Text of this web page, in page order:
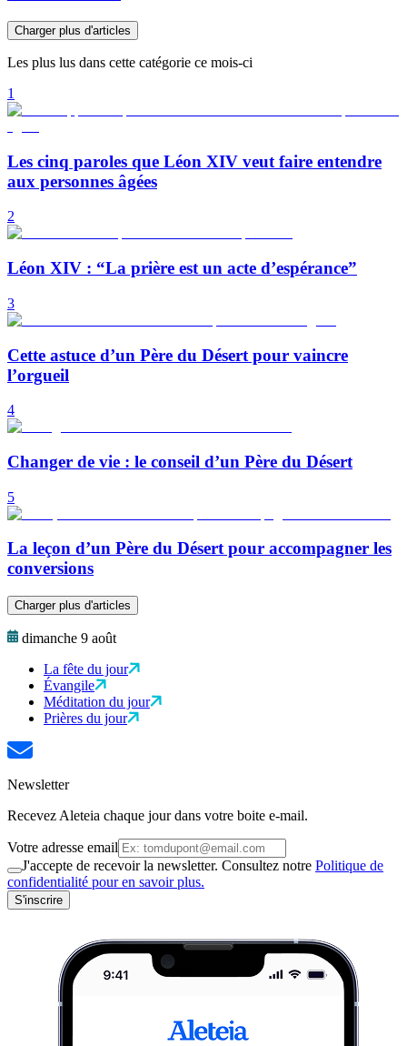
Charger plus d'articles
Les plus lus dans cette catégorie ce mois-ci
1
Les cinq paroles que Léon XIV veut faire entendre
aux personnes âgées
2
Léon XIV : “La prière est un acte d’espérance”
3
Cette astuce d’un Père du Désert pour vaincre
l’orgueil
4
Changer de vie : le conseil d’un Père du Désert
5
La leçon d’un Père du Désert pour accompagner les
conversions
Charger plus d'articles
dimanche 9 août
La fête du jour
Évangile
Méditation du jour
Prières du jour
Newsletter
Recevez Aleteia chaque jour dans votre boite e-mail.
Votre adresse email
J'accepte de recevoir la newsletter. Consultez notre Politique de
confidentialité pour en savoir plus.
S'inscrire